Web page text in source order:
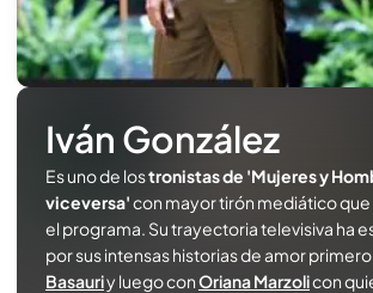
Iván González
Es uno de lostronistas de 'Mujeres y
viceversa'con mayor tirón mediático
el programa. Su trayectoria televisiva ha
por sus intensas historias de amor
Basauriy luego conOriana Marzolicon